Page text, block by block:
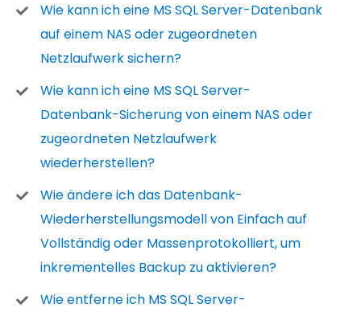
Wie kann ich eine MS SQL Server-Datenbank
auf einem NAS oder zugeordneten
Netzlaufwerk sichern?
Wie kann ich eine MS SQL Server-
Datenbank-Sicherung von einem NAS oder
zugeordneten Netzlaufwerk
wiederherstellen?
Wie ändere ich das Datenbank-
Wiederherstellungsmodell von Einfach auf
Vollständig oder Massenprotokolliert, um
inkrementelles Backup zu aktivieren?
Wie entferne ich MS SQL Server-